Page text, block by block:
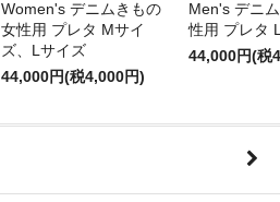
Women's デニムきもの
女性用 プレタ Mサイ
ズ、Lサイズ
44,000円(税4,000円)
Men's デニ
性用 プレタ
44,000円(税